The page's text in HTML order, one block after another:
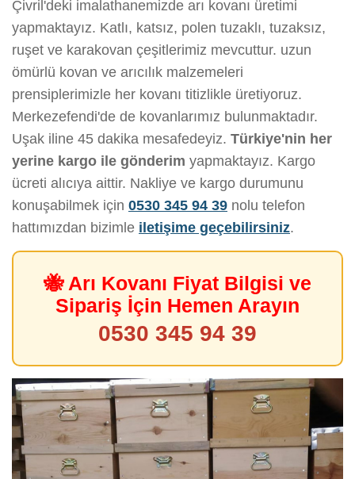
Çivril'deki imalathanemizde arı kovanı üretimi
yapmaktayız. Katlı, katsız, polen tuzaklı, tuzaksız,
ruşet ve karakovan çeşitlerimiz mevcuttur. uzun
ömürlü kovan ve arıcılık malzemeleri
prensiplerimizle her kovanı titizlikle üretiyoruz.
Merkezefendi'de de kovanlarımız bulunmaktadır.
Uşak iline 45 dakika mesafedeyiz. Türkiye'nin her
yerine kargo ile gönderim yapmaktayız. Kargo
ücreti alıcıya aittir. Nakliye ve kargo durumunu
konuşabilmek için 0530 345 94 39 nolu telefon
hattımızdan bizimle iletişime geçebilirsiniz.
🐝 Arı Kovanı Fiyat Bilgisi ve
Sipariş İçin Hemen Arayın
0530 345 94 39